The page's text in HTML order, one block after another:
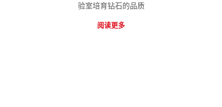
验室培育钻石的品质
阅读更多